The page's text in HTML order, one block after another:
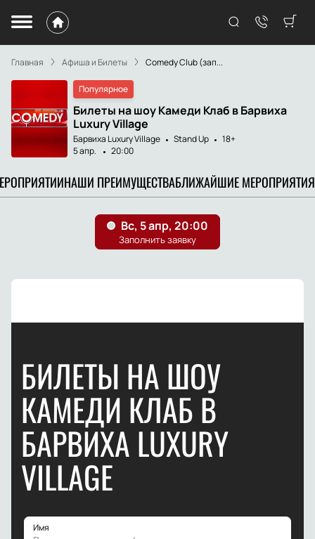
Главная Афиша и Билеты Comedy Club (зап...
Популярное
Билеты на шоу Камеди Клаб в Барвиха
Luxury Village
Барвиха Luxury Village Stand Up
18+
5 апр.
20:00
НАШИ ПРЕИМУЩЕСТВАБЛИЖАЙШИЕ МЕРОПРИЯТИЯ
БИЛЕТЫ НА ШОУ
КАМЕДИ КЛАБ В
БАРВИХА LUXURY
VILLAGE
Имя